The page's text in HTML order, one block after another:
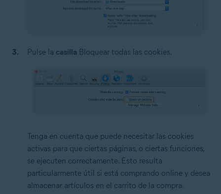
Pulse la casilla Bloquear todas las cookies.
Tenga en cuenta que puede necesitar las cookies
activas para que ciertas páginas, o ciertas funciones,
se ejecuten correctamente. Esto resulta
particularmente útil si está comprando online y desea
almacenar artículos en el carrito de la compra.